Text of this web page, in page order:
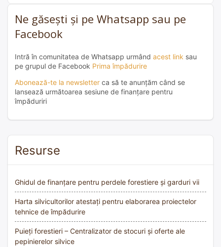
Ne găsești și pe Whatsapp sau pe
Facebook
Intră în comunitatea de Whatsapp urmând acest link sau
pe grupul de Facebook Prima împădurire
Abonează-te la newsletter ca să te anunțăm când se
lansează următoarea sesiune de finanțare pentru
împăduriri
Resurse
Ghidul de finanțare pentru perdele forestiere și garduri vii
Harta silvicultorilor atestați pentru elaborarea proiectelor
tehnice de împădurire
Puieți forestieri – Centralizator de stocuri și oferte ale
pepinierelor silvice